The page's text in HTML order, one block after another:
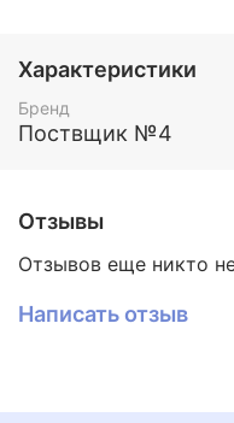
Характеристики
Бренд
Поствщик №4
Отзывы
Отзывов еще никто
Написать отзыв